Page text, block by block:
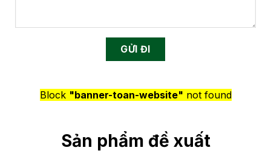
Block "banner-toan-website" not found
Sản phẩm đề xuất